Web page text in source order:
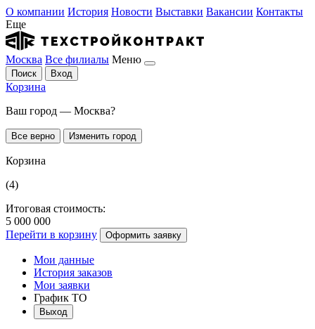
О компании История Новости Выставки Вакансии Контакты
Еще
Москва Все филиалы Меню
Поиск Вход
Корзина
Ваш город — Москва?
Все верно Изменить город
Корзина
(4)
Итоговая стоимость:
5 000 000
Перейти в корзину
Оформить заявку
Мои данные
История заказов
Мои заявки
График ТО
Выход